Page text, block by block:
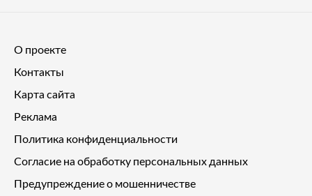
О проекте
Контакты
Карта сайта
Реклама
Политика конфиденциальности
Согласие на обработку персональных данных
Предупреждение о мошенничестве